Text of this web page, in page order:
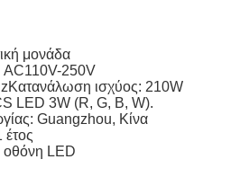
μονάδα
AC110V-250V
ισχύος: 210W
LED 3W (R, G, B, W).
Guangzhou, Κίνα
οθόνη LED